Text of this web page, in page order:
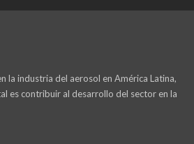
la industria del aerosol en América Latina,
es contribuir al desarrollo del sector en la